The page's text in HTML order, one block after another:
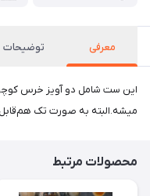
معرفی توضیحات
این ست شامل دو آویز خرس
میشه.البته به صورت تک
محصولات مرتبط